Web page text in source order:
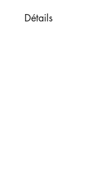
Détails